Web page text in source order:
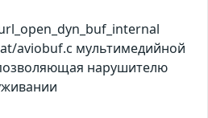
aviobuf.c мультимедийной
нарушителю